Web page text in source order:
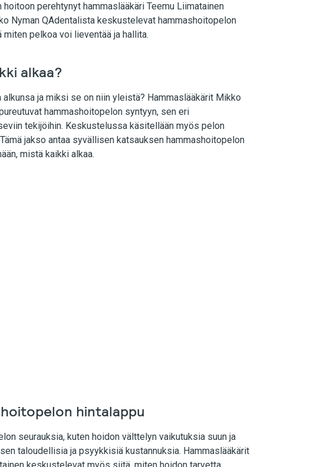
perehtynyt hammaslääkäri Teemu Liimatainen
Nyman QAdentalista keskustelevat hammashoitopelon
pelkoa voi lieventää ja hallita.
alkaa?
ja miksi se on niin yleistä? Hammaslääkärit Mikko
hammashoitopelon syntyyn, sen eri
tekijöihin. Keskustelussa käsitellään myös pelon
jakso antaa syvällisen katsauksen hammashoitopelon
mistä kaikki alkaa.
hintalappu
seurauksia, kuten hoidon välttelyn vaikutuksia suun ja
taloudellisia ja psyykkisiä kustannuksia. Hammaslääkärit